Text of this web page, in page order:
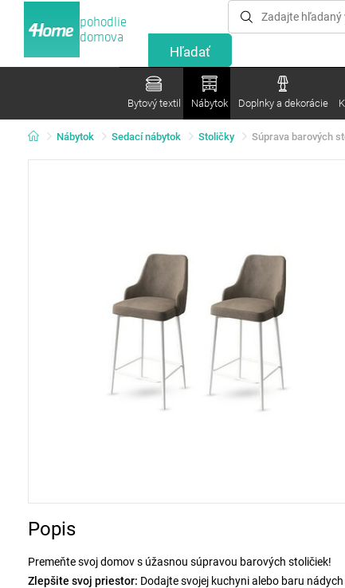
pohodlie
domova
Bytový textil Nábytok Doplnky a dekorácie
Nábytok Sedací nábytok Stoličky Súprava barových
Popis
Premeňte svoj domov s úžasnou súpravou barových stoličiek!
Zlepšite svoj priestor: Dodajte svojej kuchyni alebo baru